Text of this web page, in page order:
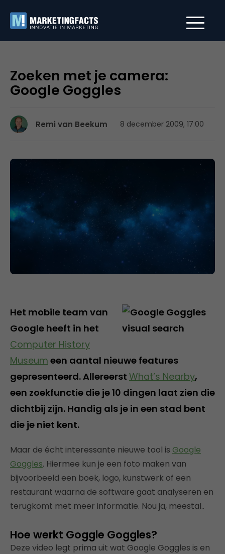
Zoeken met je camera:
Google Goggles
Remi van Beekum 8 december 2009, 17:00
Het mobile team van
Google heeft in het
Computer History
Museum een aantal nieuwe features
gepresenteerd. Allereerst What’s Nearby,
een zoekfunctie die je 10 dingen laat zien die
dichtbij zijn. Handig als je in een stad bent
die je niet kent.
Maar de écht interessante nieuwe tool is Google
Goggles. Hiermee kun je een foto maken van
bijvoorbeeld een boek, logo, kunstwerk of een
restaurant waarna de software gaat analyseren en
terugkomt met meer informatie. Nou ja, meestal..
Hoe werkt Goggle Goggles?
Deze video legt prima uit wat Google Goggles is en